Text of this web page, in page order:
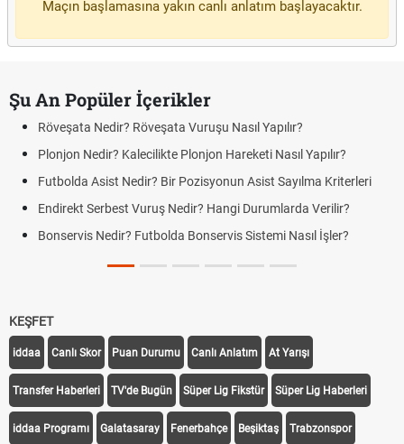
Maçın başlamasına yakın canlı anlatım başlayacaktır.
Şu An Popüler İçerikler
Röveşata Nedir? Röveşata Vuruşu Nasıl Yapılır?
Plonjon Nedir? Kalecilikte Plonjon Hareketi Nasıl Yapılır?
Futbolda Asist Nedir? Bir Pozisyonun Asist Sayılma Kriterleri
Endirekt Serbest Vuruş Nedir? Hangi Durumlarda Verilir?
Bonservis Nedir? Futbolda Bonservis Sistemi Nasıl İşler?
KEŞFET
iddaa Canlı Skor Puan Durumu Canlı Anlatım At Yarışı
Transfer Haberleri TV'de Bugün Süper Lig Fikstür Süper Lig Haberleri
iddaa Programı Galatasaray Fenerbahçe Beşiktaş Trabzonspor